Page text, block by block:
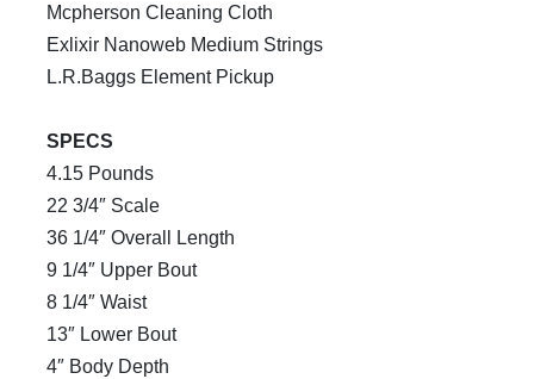
Mcpherson Cleaning Cloth
Exlixir Nanoweb Medium Strings
L.R.Baggs Element Pickup
SPECS
4.15 Pounds
22 3/4″ Scale
36 1/4″ Overall Length
9 1/4″ Upper Bout
8 1/4″ Waist
13″ Lower Bout
4″ Body Depth